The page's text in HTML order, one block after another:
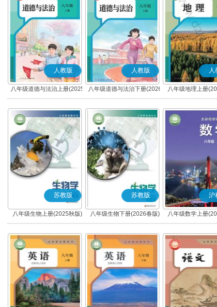
人教版
八年级道德与法治上册(2025
秋版)(部编版)
人教版
八年级道德与法治下册(2026
春版)(部编版)
人
八年级地理上册
苏教版
八年级生物上册(2025秋版)
苏教版
八年级生物下册(2026春版)
沪
八年级数学上册